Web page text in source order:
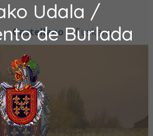
Udala /
de Burlada
Castellano Euskara